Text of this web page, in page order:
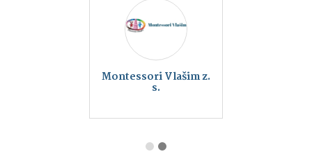
Montessori Vlašim z.
s.